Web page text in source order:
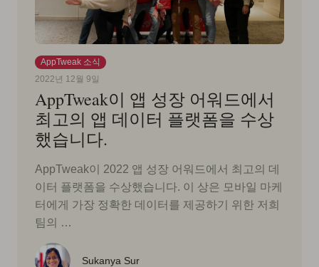
AppTweak 소식
2022년 12월 9일
AppTweak이 앱 성장 어워드에서
최고의 앱 데이터 플랫폼을 수상
했습니다.
AppTweak이 2022 앱 성장 어워드에서 최고의 데
이터 플랫폼을 수상했습니다. 이 상은 모바일 마케
터에게 가장 정확한 데이터를 제공하기 위한 저희
팀의 …
Sukanya Sur